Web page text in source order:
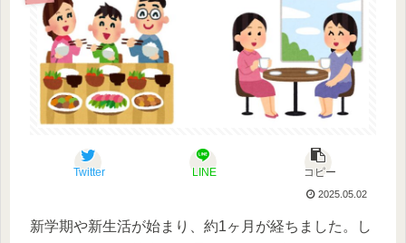
Twitter LINE コピー
2025.05.02
新学期や新生活が始まり、約1ヶ月が経ちました。し